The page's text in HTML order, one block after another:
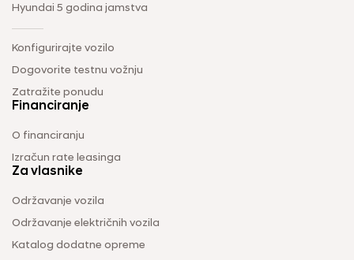
Hyundai 5 godina jamstva
Konfigurirajte vozilo
Dogovorite testnu vožnju
Zatražite ponudu
Financiranje
O financiranju
Izračun rate leasinga
Za vlasnike
Održavanje vozila
Održavanje električnih vozila
Katalog dodatne opreme